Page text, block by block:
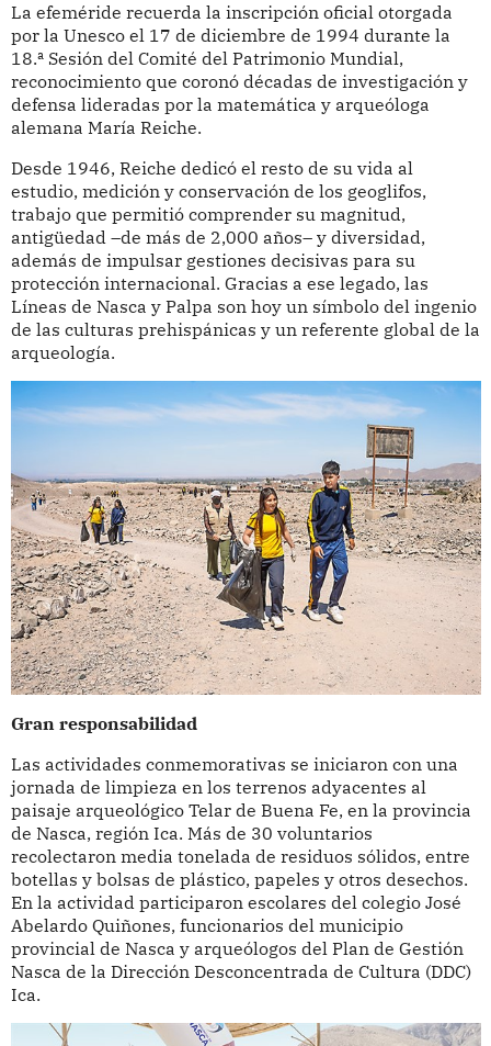
La efeméride recuerda la inscripción oficial otorgada
por la Unesco el 17 de diciembre de 1994 durante la
18.ª Sesión del Comité del Patrimonio Mundial,
reconocimiento que coronó décadas de investigación y
defensa lideradas por la matemática y arqueóloga
alemana María Reiche.
Desde 1946, Reiche dedicó el resto de su vida al
estudio, medición y conservación de los geoglifos,
trabajo que permitió comprender su magnitud,
antigüedad –de más de 2,000 años– y diversidad,
además de impulsar gestiones decisivas para su
protección internacional. Gracias a ese legado, las
Líneas de Nasca y Palpa son hoy un símbolo del ingenio
de las culturas prehispánicas y un referente global de la
arqueología.
Gran responsabilidad
Las actividades conmemorativas se iniciaron con una
jornada de limpieza en los terrenos adyacentes al
paisaje arqueológico Telar de Buena Fe, en la provincia
de Nasca, región Ica. Más de 30 voluntarios
recolectaron media tonelada de residuos sólidos, entre
botellas y bolsas de plástico, papeles y otros desechos.
En la actividad participaron escolares del colegio José
Abelardo Quiñones, funcionarios del municipio
provincial de Nasca y arqueólogos del Plan de Gestión
Nasca de la Dirección Desconcentrada de Cultura (DDC)
Ica.